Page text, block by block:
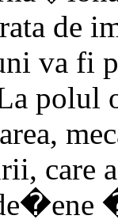
de
va fi
polul
care